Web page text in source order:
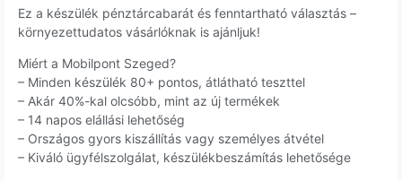
Ez a készülék pénztárcabarát és fenntartható választás –
környezettudatos vásárlóknak is ajánljuk!
Miért a Mobilpont Szeged?
– Minden készülék 80+ pontos, átlátható teszttel
– Akár 40%-kal olcsóbb, mint az új termékek
– 14 napos elállási lehetőség
– Országos gyors kiszállítás vagy személyes átvétel
– Kiváló ügyfélszolgálat, készülékbeszámítás lehetősége